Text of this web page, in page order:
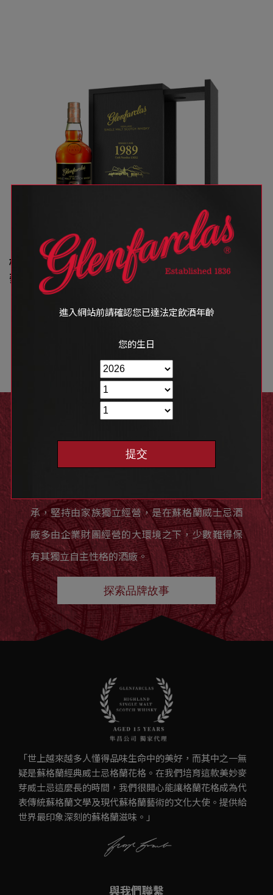
進入網站前請確認您已達法定飲酒年齡
您的生日
提交
700 ml • 50.9% Vol
格蘭花格 福爾摩沙系列 1989 #13036單桶原酒單一
麥芽威士忌
桶型：First fill Sherry Butt
年份：34年
探索
承，堅持由家族獨立經營，是在蘇格蘭威士忌酒
廠多由企業財團經營的大環境之下，少數難得保
有其獨立自主性格的酒廠。
探索品牌故事
「世上越來越多人懂得品味生命中的美好，而其中之一無
疑是蘇格蘭經典威士忌格蘭花格。在我們培育這款美妙麥
芽威士忌這麼長的時間，我們很開心能讓格蘭花格成為代
表傳統蘇格蘭文學及現代蘇格蘭藝術的文化大使。提供給
世界最印象深刻的蘇格蘭滋味。」
與我們聯繫